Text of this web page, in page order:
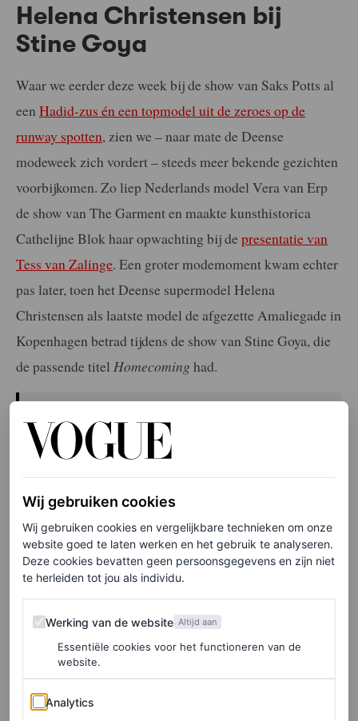
Helena Christensen bij
Stine Goya
Waar we eerder deze week bij de show van Saks Potts al
een Hadid-zus én een topmodel uit de zeroes op de
runway spotten, zien we – naar mate de Deense
modeweek zich vordert – steeds meer bekende gezichten
voorbijkomen. Zo liep Nederlands model Vera van Erp
de show van The Garment en maakte kunsthistorica
Cathelijne Blok haar opwachting bij de presentatie van
Tess van Zalinge. Een groter modemoment kwam echter
pas later, toen het Deense supermodel Helena
Christensen als laatste model de afgezette Amaliegade in
Kopenhagen betrad tijdens de show van Stine Goya, die
de passende titel Homecoming had.
Elke week onze beste artikelen in je inbox?
Schrijf je hier in voor de Vogue-nieuwsbrief.
Christensen, een van de originele supermodellen van de
jaren negentig samen met andere ‘groten’ als Naomi
Campbell, Christy Turlington en Cindy Crawford, droeg
een lichtblauwe one-shoulderjurk uit de nieuwste
halslijn en een enkele pofmouw. Het was de afsluitende
look van een collectie die zowel extreem kleurrijk (met
als hoofdkleuren Barbiecore-roze, lila en pastelblauw)
als typisch Scandi-minimalistisch (ontwerpen in neutrale
Wij gebruiken cookies
Wij gebruiken cookies en vergelijkbare technieken om onze
website goed te laten werken en het gebruik te analyseren.
Deze cookies bevatten geen persoonsgegevens en zijn niet
te herleiden tot jou als individu.
Werking van de website
Werking van de website Altijd aan
Essentiële cookies voor het functioneren van de
website.
Analytics
Analytics